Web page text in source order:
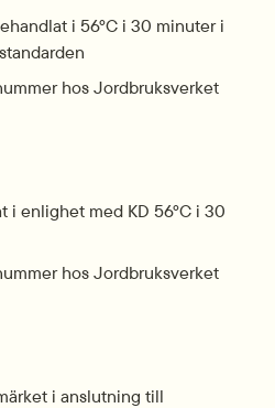
i 56ºC i 30 minuter i
hos Jordbruksverket
i enlighet med KD 56ºC i 30
hos Jordbruksverket
i anslutning till